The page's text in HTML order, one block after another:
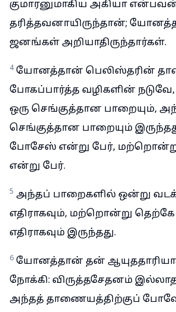
குமாரனுமாகிய அகியா
தரித்தவனாயிருந்தான்;
ஜனங்கள் அறியாதிருந்தார்கள்.
4 யோனத்தான் பெலிஸ்தரின்
போகப்பார்த்த வழிகளின்
ஒரு செங்குத்தான பாறையும்,
செங்குத்தான பாறையும்
போசேஸ் என்று பேர்,
என்று பேர்.
5 அந்தப் பாறைகளில் ஒன்று
எதிராகவும், மற்றொன்று தெற்கே
எதிராகவும் இருந்தது.
6 யோனத்தான் தன்
நோக்கி: விருத்தசேதனம்
அந்தத் தாணையத்திற்குப்